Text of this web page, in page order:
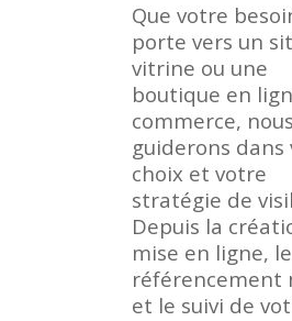
Que votre
porte vers un
vitrine ou une
boutique en
commerce,
guiderons dans
choix et votre
stratégie de
Depuis la
mise en ligne, le
référencement
et le suivi de